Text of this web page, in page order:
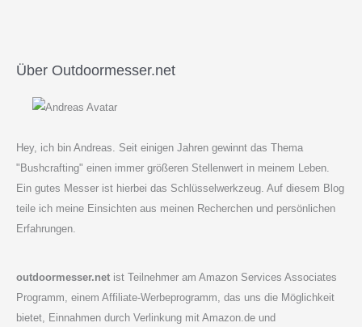
er?
Über Outdoormesser.net
Hey, ich bin Andreas. Seit einigen Jahren gewinnt das Thema
"Bushcrafting" einen immer größeren Stellenwert in meinem Leben.
Ein gutes Messer ist hierbei das Schlüsselwerkzeug. Auf diesem Blog
teile ich meine Einsichten aus meinen Recherchen und persönlichen
Erfahrungen.
outdoormesser.netist Teilnehmer am Amazon Services Associates
Programm, einem Affiliate-Werbeprogramm, das uns die Möglichkeit
bietet, Einnahmen durch Verlinkung mit Amazon.de und